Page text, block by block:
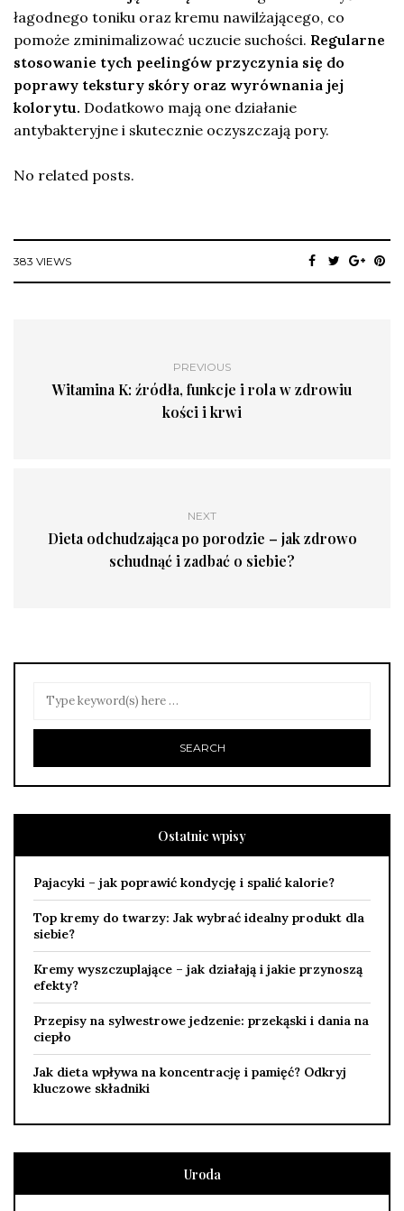
łagodnego toniku oraz kremu nawilżającego, co
pomoże zminimalizować uczucie suchości. Regularne
stosowanie tych peelingów przyczynia się do
poprawy tekstury skóry oraz wyrównania jej
kolorytu. Dodatkowo mają one działanie
antybakteryjne i skutecznie oczyszczają pory.
No related posts.
383 VIEWS
PREVIOUS
Witamina K: źródła, funkcje i rola w zdrowiu
kości i krwi
NEXT
Dieta odchudzająca po porodzie – jak zdrowo
schudnąć i zadbać o siebie?
Ostatnie wpisy
Pajacyki – jak poprawić kondycję i spalić kalorie?
Top kremy do twarzy: Jak wybrać idealny produkt dla
siebie?
Kremy wyszczuplające – jak działają i jakie przynoszą
efekty?
Przepisy na sylwestrowe jedzenie: przekąski i dania na
ciepło
Jak dieta wpływa na koncentrację i pamięć? Odkryj
kluczowe składniki
Uroda